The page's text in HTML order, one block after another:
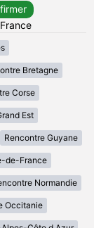
Bretagne
Corse
Est
Rencontre Guyane
de-France
Normandie
Occitanie